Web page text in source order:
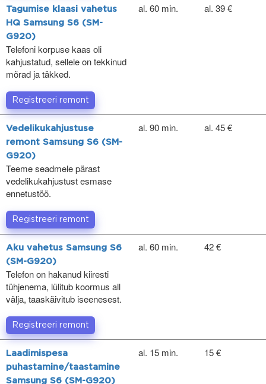
Tagumise klaasi vahetus
HQ Samsung S6 (SM-
G920)
Telefoni korpuse kaas oli
kahjustatud, sellele on tekkinud
mõrad ja täkked.
al. 60 min. al. 39 €
Registreeri remont
Vedelikukahjustuse
remont Samsung S6 (SM-
G920)
Teeme seadmele pärast
vedelikukahjustust esmase
ennetustöö.
al. 90 min. al. 45 €
Registreeri remont
Aku vahetus Samsung S6
(SM-G920)
Telefon on hakanud kiiresti
tühjenema, lülitub koormus all
välja, taaskäivitub iseenesest.
al. 60 min. 42 €
Registreeri remont
Laadimispesa
puhastamine/taastamine
Samsung S6 (SM-G920)
al. 15 min. 15 €